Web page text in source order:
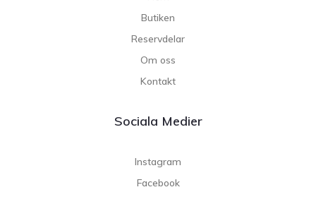
Butiken
Reservdelar
Om oss
Kontakt
Sociala Medier
Instagram
Facebook